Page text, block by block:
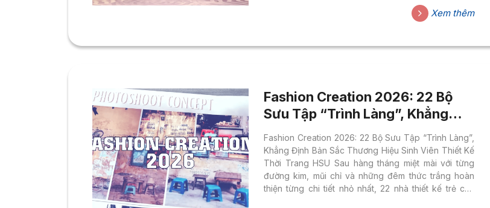
Chặng Đường”. Không đơn thuần là một kỳ bảo vệ đồ
án tốt nghiệp, sự kiện năm nay còn mang ý nghĩa đặc
Kế Thời Trang...
Xem thêm
Fashion Creation 2026: 22 Bộ
Sưu Tập “Trình Làng”, Khẳng
Định Bản Sắc Thương Hiệu Sinh
Viên Thiết Kế Thời Trang HSU
Fashion Creation 2026: 22 Bộ Sưu Tập “Trình Làng”,
Khẳng Định Bản Sắc Thương Hiệu Sinh Viên Thiết Kế
Thời Trang HSU Sau hàng tháng miệt mài với từng
đường kim, mũi chỉ và những đêm thức trắng hoàn
thiện từng chi tiết nhỏ nhất, 22 nhà thiết kế trẻ của